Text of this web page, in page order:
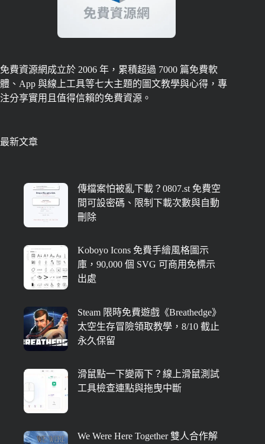
免費資源網成立於 2006 年，累積超過 7000 篇免費軟
體、App 與線上工具等七大主題的圖文教學與心得，專
注分享實用且值得信賴的免費資源。
最新文章
傳檔案怕被亂下載？0807.st 免費空
間可設密碼、限制下載次數與自動
刪除
Koboyo Icons 免費手繪風格圖示
庫，90,000 個 SVG 可商用免標示
出處
Steam 限時免費遊戲《Breathedge》
太空生存冒險領取教學，8/10 截止
永久保留
滑鼠點一下變兩下？線上滑鼠測試
工具檢查連點與拖曳中斷
We Were Here Together 雙人合作解